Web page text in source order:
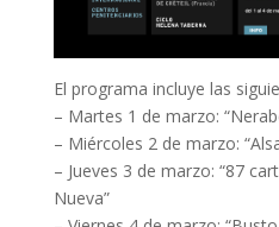
El programa incluye las
– Martes 1 de marzo:
– Miércoles 2 de marzo:
– Jueves 3 de marzo: “87
Nueva”